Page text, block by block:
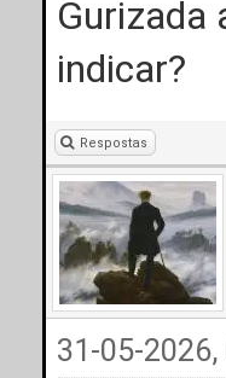
Gurizada
indicar?
Respostas
31-05-2026,